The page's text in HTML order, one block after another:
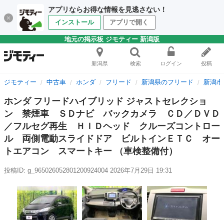
アプリならお得な情報を見逃さない！
インストール アプリで開く
地元の掲示板 ジモティー 新潟版
新潟県 検索 ログイン 投稿
ジモティー 中古車 ホンダ フリード 新潟県のフリード 新潟
ホンダ フリードハイブリッド ジャストセレクショ
ン 禁煙車 ＳＤナビ バックカメラ ＣＤ／ＤＶＤ
／フルセグ再生 ＨＩＤヘッド クルーズコントロー
ル 両側電動スライドドア ビルトインＥＴＣ オー
トエアコン スマートキー （車検整備付）
投稿ID: g_965026052801200924004 2026年7月29日 19:31